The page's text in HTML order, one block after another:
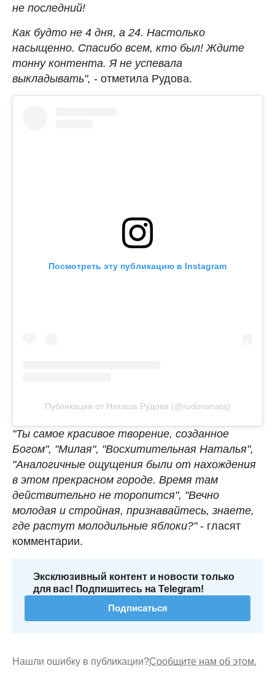
не последний!
Как будто не 4 дня, а 24. Настолько
насыщенно. Спасибо всем, кто был! Ждите
тонну контента. Я не успевала
выкладывать", - отметила Рудова.
Посмотреть эту публикацию в Instagram
Публикация от Наташа Рудова (@rudovanata)
"Ты самое красивое творение, созданное
Богом", "Милая", "Восхитительная Наталья",
"Аналогичные ощущения были от нахождения
в этом прекрасном городе. Время там
действительно не торопится", "Вечно
молодая и стройная, признавайтесь, знаете,
где растут молодильные яблоки?" - гласят
комментарии.
Эксклюзивный контент и новости только
для вас! Подпишитесь на Telegram!
Подписаться
Нашли ошибку в публикации?Сообщите нам об этом.